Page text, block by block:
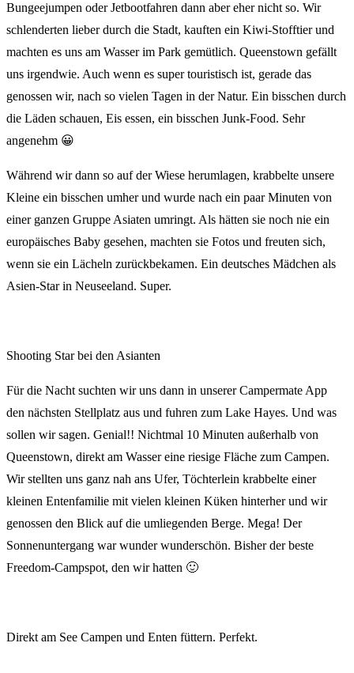
Bungeejumpen oder Jetbootfahren dann aber eher nicht so. Wir
schlenderten lieber durch die Stadt, kauften ein Kiwi-Stofftier und
machten es uns am Wasser im Park gemütlich. Queenstown gefällt
uns irgendwie. Auch wenn es super touristisch ist, gerade das
genossen wir, nach so vielen Tagen in der Natur. Ein bisschen durch
die Läden schauen, Eis essen, ein bisschen Junk-Food. Sehr
angenehm 😀
Während wir dann so auf der Wiese herumlagen, krabbelte unsere
Kleine ein bisschen umher und wurde nach ein paar Minuten von
einer ganzen Gruppe Asiaten umringt. Als hätten sie noch nie ein
europäisches Baby gesehen, machten sie Fotos und freuten sich,
wenn sie ein Lächeln zurückbekamen. Ein deutsches Mädchen als
Asien-Star in Neuseeland. Super.
Shooting Star bei den Asianten
Für die Nacht suchten wir uns dann in unserer Campermate App
den nächsten Stellplatz aus und fuhren zum Lake Hayes. Und was
sollen wir sagen. Genial!! Nichtmal 10 Minuten außerhalb von
Queenstown, direkt am Wasser eine riesige Fläche zum Campen.
Wir stellten uns ganz nah ans Ufer, Töchterlein krabbelte einer
kleinen Entenfamilie mit vielen kleinen Küken hinterher und wir
genossen den Blick auf die umliegenden Berge. Mega! Der
Sonnenuntergang war wunder wunderschön. Bisher der beste
Freedom-Campspot, den wir hatten 🙂
Direkt am See Campen und Enten füttern. Perfekt.